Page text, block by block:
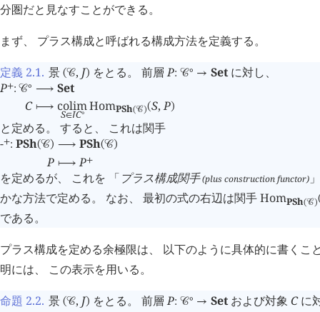
分圏だと見なすことができる。
まず、 プラス構成と呼ばれる構成方法を定義する。
定義 2.1. 景 (󰒚, J) をとる。 前層P: 󰒚∘ → Setに対し、
P+: 󰒚∘ ⟶ Set
C ⟼ colim
S∈JC∘ HomPSh(󰒚)(S, P)
と定める。 すると、 これは関手
-+: PSh(󰒚) ⟶ PSh(󰒚)
P ⟼ P+
を定めるが、 これを 「プラス構成関手(plus construction functor)
かな方法で定める。 なお、 最初の式の右辺は関手HomPSh(󰒚)
である。
プラス構成を定める余極限は、 以下のように具体的に書くこ
明には、 この表示を用いる。
命題 2.2. 景 (󰒚, J) をとる。 前層P: 󰒚∘ → Setおよび対象 Cに